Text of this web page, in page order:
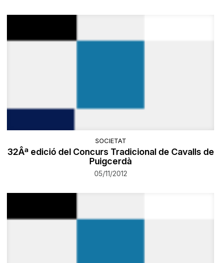
SOCIETAT
32Âª edició del Concurs Tradicional de Cavalls de
Puigcerdà
05/11/2012